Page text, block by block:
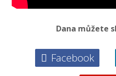
Dana můžete
Facebook